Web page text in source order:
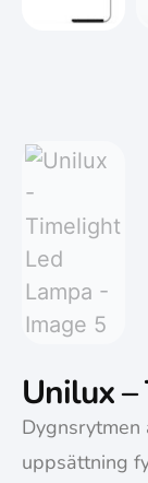
Unilux
Dygnsrytmen
uppsättning